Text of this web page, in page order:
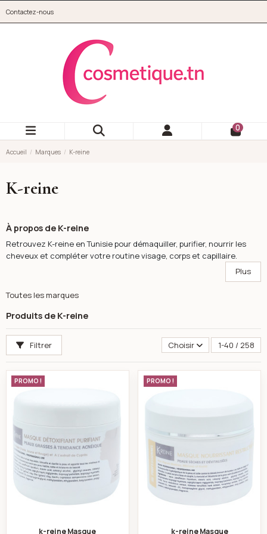
Contactez-nous
0
Accueil Marques K-reine
K-reine
À propos de K-reine
Retrouvez K-reine en Tunisie pour démaquiller, purifier, nourrir les
cheveux et compléter votre routine visage, corps et capillaire.
Plus
Toutes les marques
Produits de K-reine
Filtrer Choisir 1-40 / 258
k-reine Masque détoxifiant purifiant peau grasse
PROMO !
k-reine Masque
PROMO !
k-reine Masque